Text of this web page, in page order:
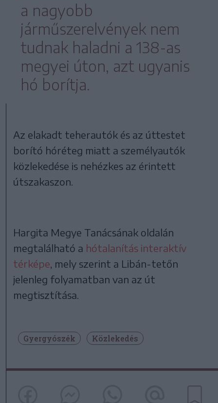
a nagyobb
járműszerelvények nem
tudnak haladni a 138-as
megyei úton, azt ugyanis
hó borítja.
Az elakadt teherautók és az úttestet
borító hóréteg miatt a személyautók
közlekedése is nehézkes az érintett
útszakaszon.
Hargita Megye Tanácsának oldalán
megtalálható a hótalanítás interaktív
térképe , mely szerint a Libán-tetőn
jelenleg folyamatban van az út
megtisztítása.
Gyergyószék Közlekedés